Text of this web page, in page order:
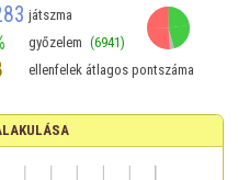
játszma
győzelem (6941)
ellenfelek átlagos pontszáma